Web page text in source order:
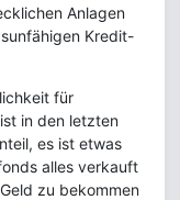
Anlagen
Kredit-
für
in den letzten
es ist etwas
alles verkauft
zu bekommen